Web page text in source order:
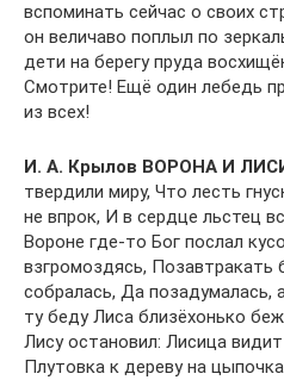
вспоминать сейчас о своих
он величаво поплыл по
дети на берегу пруда
Смотрите! Ещё один лебедь
из всех!
И. А. Крылов ВОРОНА И
твердили миру, Что лесть
не впрок, И в сердце льстец
Вороне где-то Бог послал
взгромоздясь, Позавтракать
собралась, Да позадумалась,
ту беду Лиса близёхонько
Лису остановил: Лисица
Плутовка к дереву на